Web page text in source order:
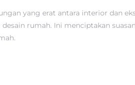
yang erat antara interior dan
rumah. Ini menciptakan